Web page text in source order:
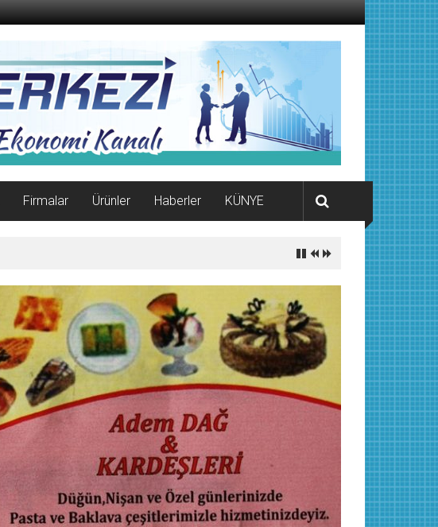
Firmalar Ürünler Haberler KÜNYE